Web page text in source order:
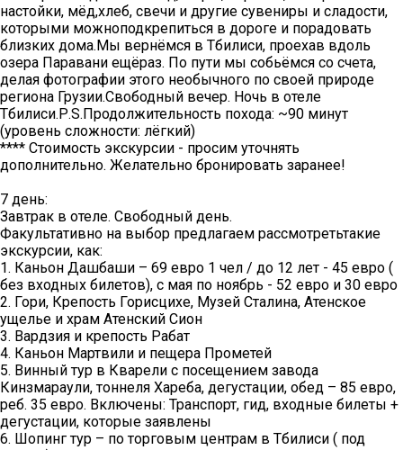
настойки, мёд,хлеб, свечи и другие сувениры и сладости,
которыми можноподкрепиться в дороге и порадовать
близких дома.Мы вернёмся в Тбилиси, проехав вдоль
озера Паравани ещёраз. По пути мы собьёмся со счета,
делая фотографии этого необычного по своей природе
региона Грузии.Свободный вечер. Ночь в отеле
Тбилиси.Р.S.Продолжительность похода: ~90 минут
(уровень сложности: лёгкий)
**** Стоимость экскурсии - просим уточнять
дополнительно. Желательно бронировать заранее!
7 день:
Завтрак в отеле. Свободный день.
Факультативно на выбор предлагаем рассмотретьтакие
экскурсии, как:
1. Каньон Дашбаши – 69 евро 1 чел / до 12 лет - 45 евро (
без входных билетов), с мая по ноябрь - 52 евро и 30 евро
2. Гори, Крепость Горисцихе, Музей Сталина, Атенское
ущелье и храм Атенский Сион
3. Вардзия и крепость Рабат
4. Каньон Мартвили и пещера Прометей
5. Винный тур в Кварели с посещением завода
Кинзмараули, тоннеля Хареба, дегустации, обед – 85 евро,
реб. 35 евро. Включены: Транспорт, гид, входные билеты +
дегустации, которые заявлены
6. Шопинг тур – по торговым центрам в Тбилиси ( под